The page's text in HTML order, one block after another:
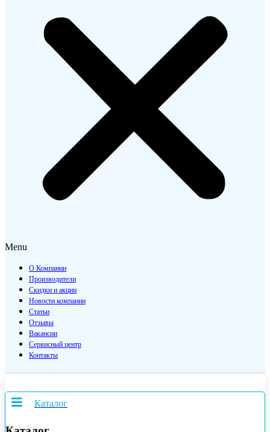
Menu
О Компании
Производители
Скидки и акции
Новости компании
Статьи
Отзывы
Вакансии
Сервисный центр
Контакты
Каталог